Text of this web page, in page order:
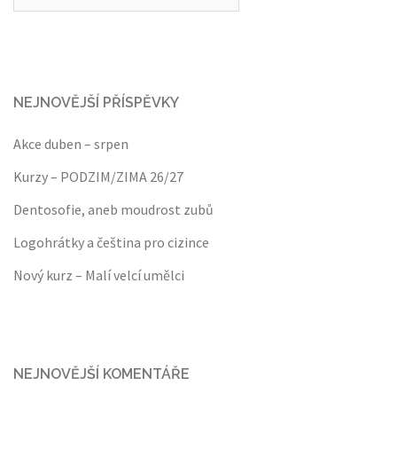
NEJNOVĚJŠÍ PŘÍSPĚVKY
Akce duben – srpen
Kurzy – PODZIM/ZIMA 26/27
Dentosofie, aneb moudrost zubů
Logohrátky a čeština pro cizince
Nový kurz – Malí velcí umělci
NEJNOVĚJŠÍ KOMENTÁŘE